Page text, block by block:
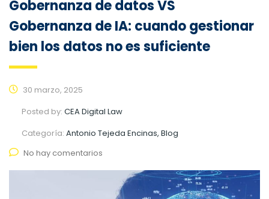
Gobernanza de datos VS
Gobernanza de IA: cuando gestionar
bien los datos no es suficiente
30 marzo, 2025
Posted by: CEA Digital Law
Categoría: Antonio Tejeda Encinas, Blog
No hay comentarios